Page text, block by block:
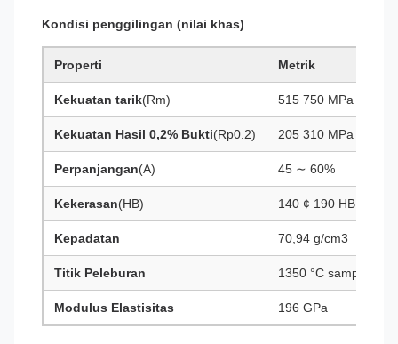
Kondisi penggilingan (nilai khas)
Properti Metrik
Kekuatan tarik(Rm) 515 750 MPa
Kekuatan Hasil 0,2% Bukti(Rp0.2) 205 310 MPa
Perpanjangan(A) 45 ∼ 60%
Kekerasan(HB) 140 ¢ 190 HB
Kepadatan 70,94 g/cm3
Titik Peleburan 1350 °C sampai
Modulus Elastisitas 196 GPa